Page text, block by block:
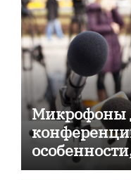
Микрофоны
советы по